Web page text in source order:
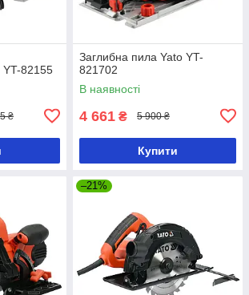
YT-82155
₴
Заглибна пила Yato YT-
821702
В наявності
4 661 ₴ 5 900 ₴
Купити
–21%